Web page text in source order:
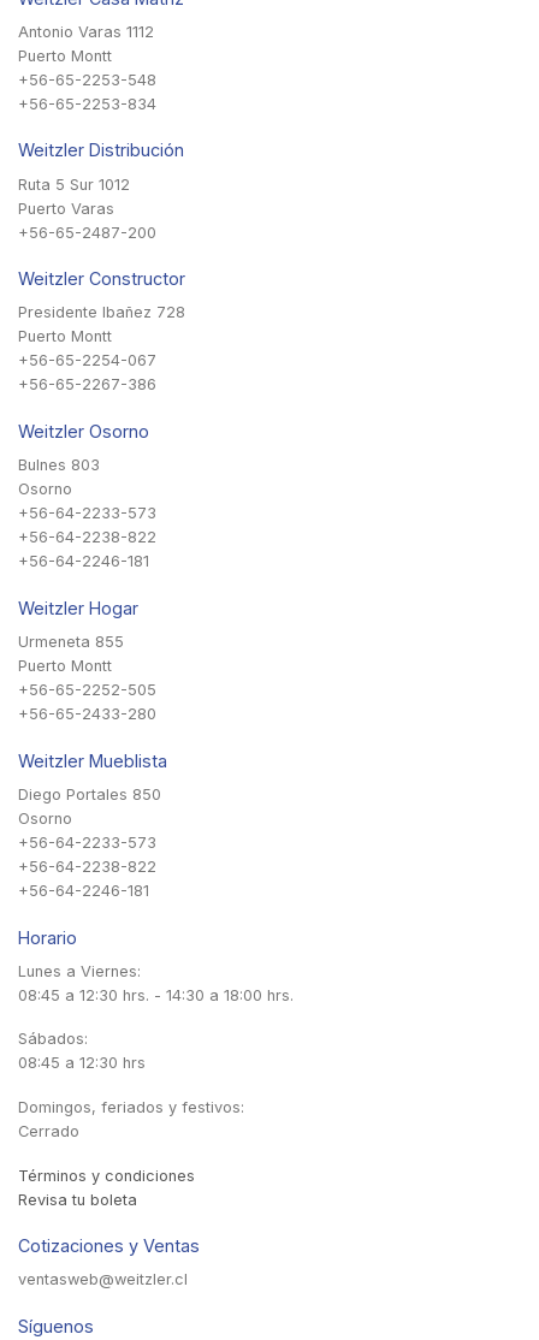
Antonio Varas 1112
Puerto Montt
+56-65-2253-548
+56-65-2253-834
Weitzler Distribución
Ruta 5 Sur 1012
Puerto Varas
+56-65-2487-200
Weitzler Constructor
Presidente Ibañez 728
Puerto Montt
+56-65-2254-067
+56-65-2267-386
Weitzler Osorno
Bulnes 803
Osorno
+56-64-2233-573
+56-64-2238-822
+56-64-2246-181
Weitzler Hogar
Urmeneta 855
Puerto Montt
+56-65-2252-505
+56-65-2433-280
Weitzler Mueblista
Diego Portales 850
Osorno
+56-64-2233-573
+56-64-2238-822
+56-64-2246-181
Horario
Lunes a Viernes:
08:45 a 12:30 hrs. - 14:30 a 18:00 hrs.
Sábados:
08:45 a 12:30 hrs
Domingos, feriados y festivos:
Cerrado
Términos y condiciones
Revisa tu boleta
Cotizaciones y Ventas
ventasweb@weitzler.cl
Síguenos